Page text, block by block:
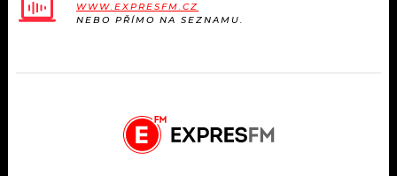
WWW.EXPRESFM.CZ
NEBO PŘÍMO NA SEZNAMU.